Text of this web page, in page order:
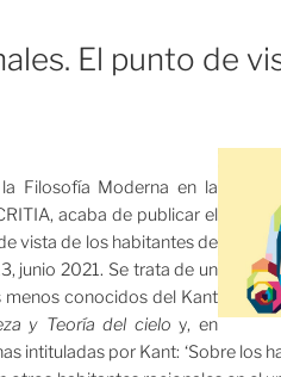
El punto de
Filosofía Moderna en la
acaba de publicar el
vista de los habitantes de
junio 2021. Se trata de un
conocidos del Kant
y Teoría del cieloy, en
intituladas por Kant: ‘Sobre los